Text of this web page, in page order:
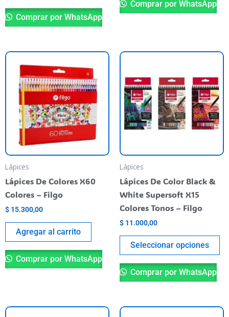
Comprar por WhatsApp
Comprar por WhatsApp
Lápices
Lápices De Colores X60
Colores – Filgo
$ 15.300,00
Agregar al carrito
Comprar por WhatsApp
Lápices
Lápices De Color Black &
White Supersoft X15
Colores Tonos – Filgo
$ 11.000,00
Seleccionar opciones
Comprar por WhatsApp